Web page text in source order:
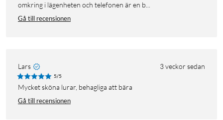
omkring i lägenheten och telefonen är en b...
Gå till recensionen
Lars 3 veckor sedan
5/5
Mycket sköna lurar, behagliga att bära
Gå till recensionen